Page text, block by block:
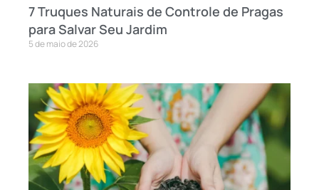
7 Truques Naturais de Controle de Pragas
para Salvar Seu Jardim
5 de maio de 2026